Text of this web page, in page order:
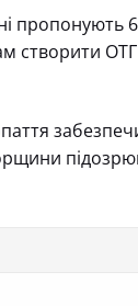
пропонують
створити ОТГ